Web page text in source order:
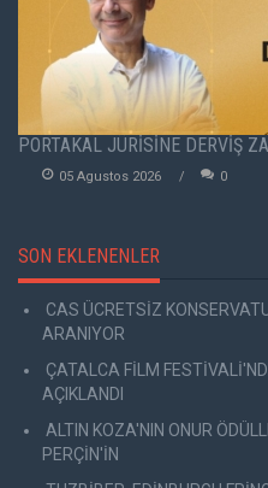
PORTAKAL JÜRİSİNE DERVİŞ
05 Agustos 2026 0
SON EKLENENLER
CAS ÜCRETSİZ
ARANIYOR
ÇATALCA FİLM
AÇIKLANDI
ALTIN KOZA'NIN ONUR
PERÇİN'İN